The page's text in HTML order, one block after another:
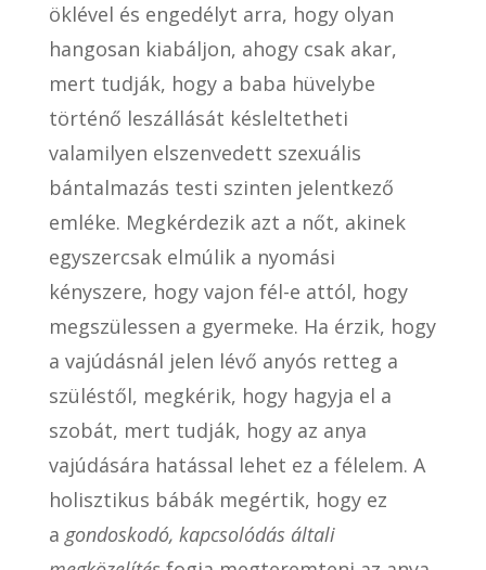
öklével és engedélyt arra, hogy olyan
hangosan kiabáljon, ahogy csak akar,
mert tudják, hogy a baba hüvelybe
történő leszállását késleltetheti
valamilyen elszenvedett szexuális
bántalmazás testi szinten jelentkező
emléke. Megkérdezik azt a nőt, akinek
egyszercsak elmúlik a nyomási
kényszere, hogy vajon fél-e attól, hogy
megszülessen a gyermeke. Ha érzik, hogy
a vajúdásnál jelen lévő anyós retteg a
szüléstől, megkérik, hogy hagyja el a
szobát, mert tudják, hogy az anya
vajúdására hatással lehet ez a félelem. A
holisztikus bábák megértik, hogy ez
a gondoskodó, kapcsolódás általi